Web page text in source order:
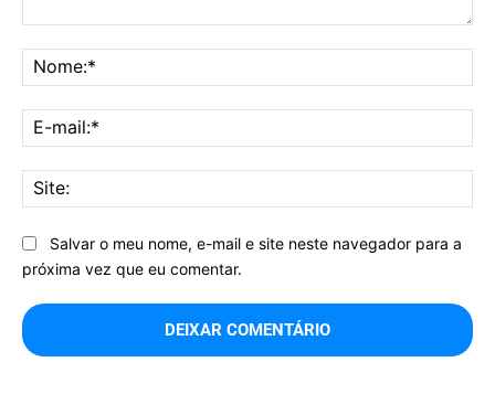
Salvar o meu nome, e-mail e site neste navegador para a
próxima vez que eu comentar.